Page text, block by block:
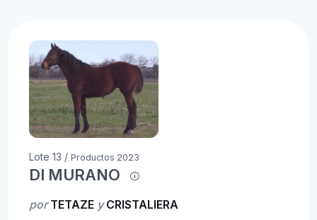
Lote 13 / Productos 2023
DI MURANO
porTETAZE yCRISTALIERA